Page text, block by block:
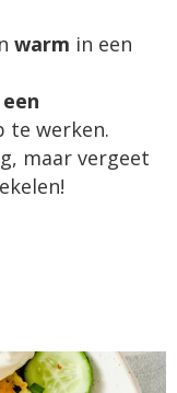
warm in een
een
te werken.
maar vergeet